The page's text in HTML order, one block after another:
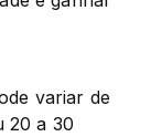
variar de
20 a 30